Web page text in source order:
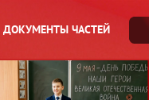
ДОКУМЕНТЫ ЧАСТЕЙ